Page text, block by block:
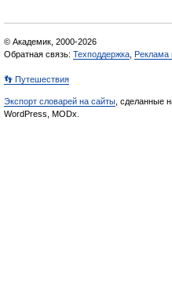
© Академик, 2000-2026
Обратная связь: Техподдержка Реклама
👣 Путешествия
Экспорт словарей на сайты , сделанные
WordPress, MODx.